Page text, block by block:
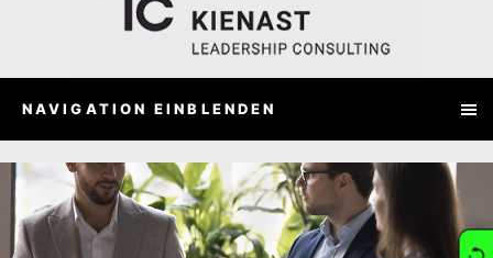
NAVIGATION EINBLENDEN